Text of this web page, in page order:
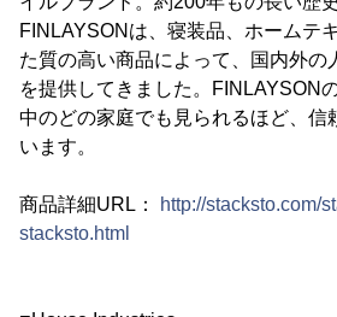
FINLAYSONは、寝装品、ホームテ
た質の高い商品によって、国内外の
を提供してきました。FINLAYSON
中のどの家庭でも見られるほど、信
います。
商品詳細URL：
http://stacksto.com/
stacksto.html